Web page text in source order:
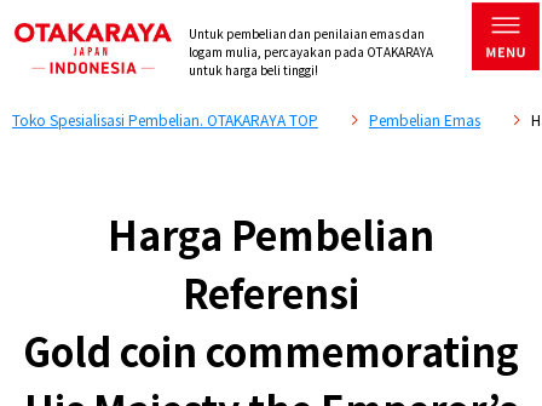
Untuk pembelian dan penilaian emas dan
logam mulia, percayakan pada OTAKARAYA
untuk harga beli tinggi!
Toko Spesialisasi Pembelian. OTAKARAYA TOP Pembelian Emas
Harga Pembelian
Referensi
Gold coin commemorating